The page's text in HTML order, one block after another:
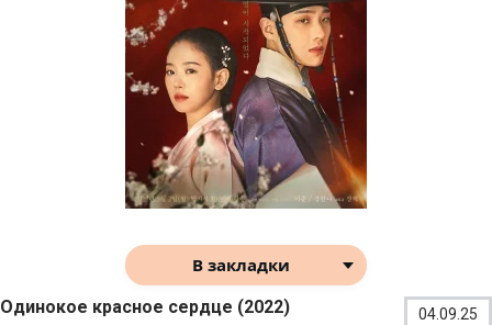
В закладки
Одинокое красное сердце (2022) 04.09.25